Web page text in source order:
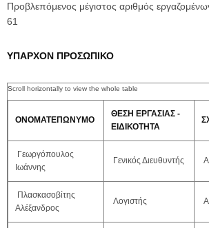
Προβλεπόμενος μέγιστος αριθμός
61
ΥΠΑΡΧΟΝ ΠΡΟΣΩΠΙΚΟ
ΟΝΟΜΑΤΕΠΩΝΥΜΟ
ΘΕΣΗ ΕΡΓΑΣΙΑΣ -
ΕΙΔΙΚΟΤΗΤΑ
Γεωργόπουλος
Ιωάννης
Γενικός Διευθυντής
Πλασκασοβίτης
Αλέξανδρος
Λογιστής